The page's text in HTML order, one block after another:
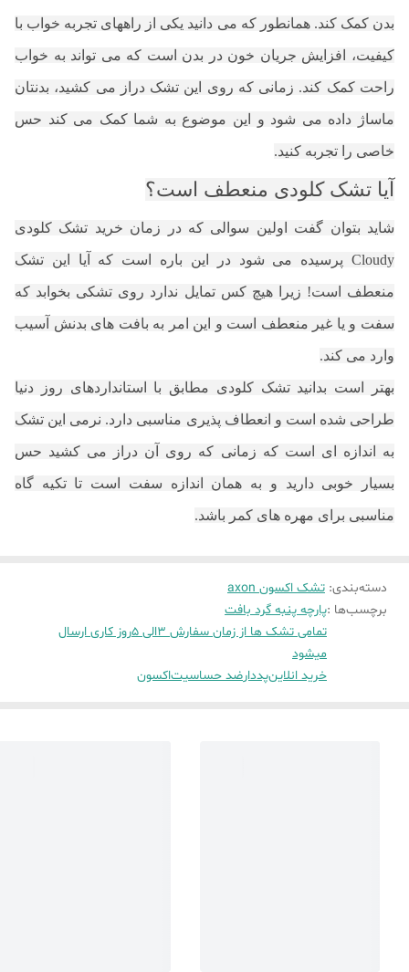
بدن کمک کند. همانطور که می دانید یکی از راههای تجربه خواب با
کیفیت، افزایش جریان خون در بدن است که می تواند به خواب
راحت کمک کند. زمانی که روی این تشک دراز می کشید، بدنتان
ماساژ داده می شود و این موضوع به شما کمک می کند حس
خاصی را تجربه کنید.
آیا تشک کلودی منعطف است؟
شاید بتوان گفت اولین سوالی که در زمان خرید تشک کلودی
Cloudy پرسیده می شود در این باره است که آیا این تشک
منعطف است! زیرا هیچ کس تمایل ندارد روی تشکی بخوابد که
سفت و یا غیر منعطف است و این امر به بافت های بدنش آسیب
وارد می کند.
بهتر است بدانید تشک کلودی مطابق با استانداردهای روز دنیا
طراحی شده است و انعطاف پذیری مناسبی دارد. نرمی این تشک
به اندازه ای است که زمانی که روی آن دراز می کشید حس
بسیار خوبی دارید و به همان اندازه سفت است تا تکیه گاه
مناسبی برای مهره های کمر باشد.
دسته‌بندی: تشک اکسون axon
برچسب‌ها :پارچه پنبه گرد بافت
تمامی تشک ها از زمان سفارش 3الی 5روز کاری ارسال
میشود
خرید انلاینپددارضد حساسیتاکسون